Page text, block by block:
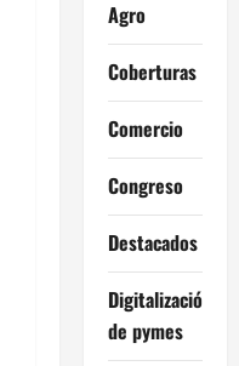
Agro
Coberturas
Comercio
Congreso
Destacados
Digitalización
de pymes